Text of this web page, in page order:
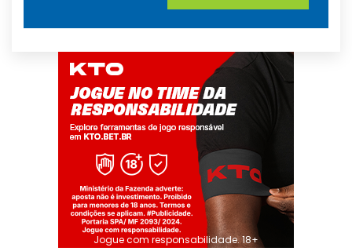
Jogue com responsabilidade. 18+